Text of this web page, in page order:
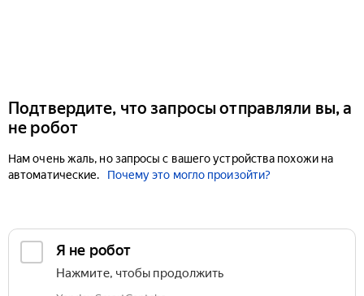
Подтвердите, что запросы отправляли вы, а
не робот
Нам очень жаль, но запросы с вашего устройства похожи на
автоматические.
Почему это могло произойти?